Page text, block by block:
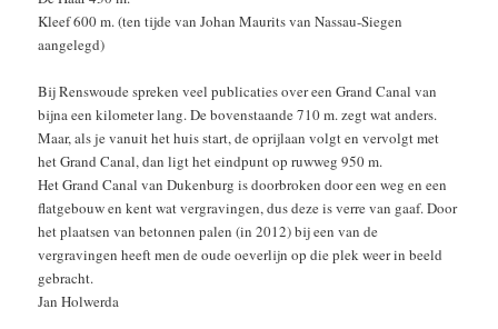
Kleef 600 m. (ten tijde van Johan Maurits van Nassau-Siegen
aangelegd)
Bij Renswoude spreken veel publicaties over een Grand Canal van
bijna een kilometer lang. De bovenstaande 710 m. zegt wat anders.
Maar, als je vanuit het huis start, de oprijlaan volgt en vervolgt met
het Grand Canal, dan ligt het eindpunt op ruwweg 950 m.
Het Grand Canal van Dukenburg is doorbroken door een weg en een
flatgebouw en kent wat vergravingen, dus deze is verre van gaaf. Door
het plaatsen van betonnen palen (in 2012) bij een van de
vergravingen heeft men de oude oeverlijn op die plek weer in beeld
gebracht.
Jan Holwerda